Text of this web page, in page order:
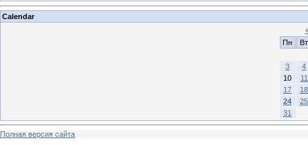
Calendar
Пн
Вт
3
4
10
11
17
18
24
25
31
Полная версия сайта